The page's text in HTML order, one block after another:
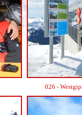
026 -